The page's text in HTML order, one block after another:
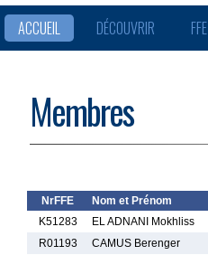
ACCUEIL DÉCOUVRIR FFE
Membres
NrFFE Nom et Prénom
K51283
EL ADNANI Mokhliss
R01193
CAMUS Berenger